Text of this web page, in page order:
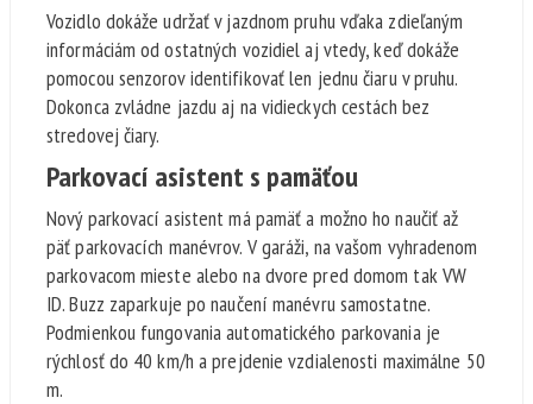
Vozidlo dokáže udržať v jazdnom pruhu vďaka zdieľaným
informáciám od ostatných vozidiel aj vtedy, keď dokáže
pomocou senzorov identifikovať len jednu čiaru v pruhu.
Dokonca zvládne jazdu aj na vidieckych cestách bez
stredovej čiary.
Parkovací asistent s pamäťou
Nový parkovací asistent má pamäť a možno ho naučiť až
päť parkovacích manévrov. V garáži, na vašom vyhradenom
parkovacom mieste alebo na dvore pred domom tak VW
ID. Buzz zaparkuje po naučení manévru samostatne.
Podmienkou fungovania automatického parkovania je
rýchlosť do 40 km/h a prejdenie vzdialenosti maximálne 50
m.